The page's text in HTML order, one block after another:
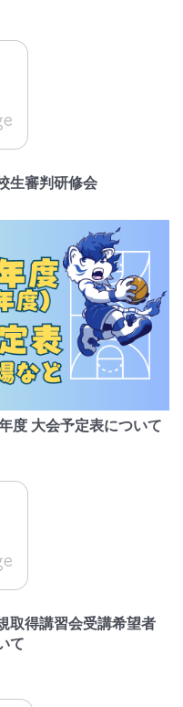
生審判研修会
度 大会予定表について
取得講習会受講希望者
て